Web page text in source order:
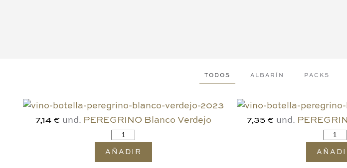
TODOS ALBARÍN PACKS
7,14 € und. PEREGRINO Blanco Verdejo
AÑADIR
7,35 € und.